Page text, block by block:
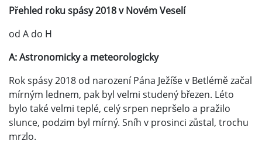
Přehled roku spásy 2018v Novém Veselí
od A do H
A: Astronomicky a meteorologicky
Rok spásy 2018 od narození Pána Ježíše v Betlémě začal
mírným lednem, pak byl velmi studený březen. Léto
bylo také velmi teplé, celý srpen nepršelo a pražilo
slunce, podzim byl mírný. Sníh v prosinci zůstal, trochu
mrzlo.